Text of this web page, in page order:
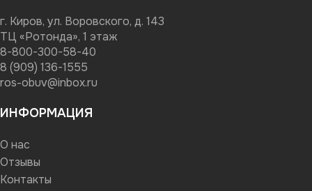
г. Киров, ул. Воровского, д. 143
ТЦ «Ротонда», 1 этаж
8-800-300-58-40
8 (909) 136-1555
ros-obuv@inbox.ru
ИНФОРМАЦИЯ
О нас
Отзывы
Контакты